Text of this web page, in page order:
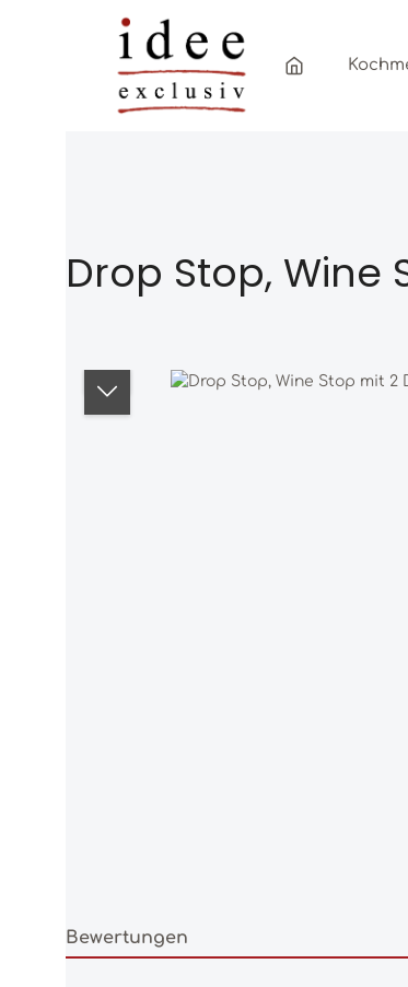
Zum Hauptinhalt springen
Zur Hauptnavigation springen
Drop Stop, Wine
Bildergalerie überspringen
Bewertungen